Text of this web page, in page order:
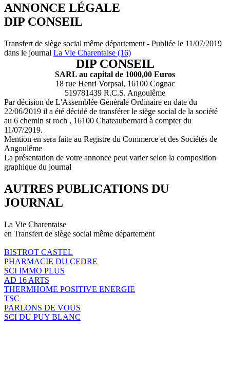
ANNONCE LÉGALE
DIP CONSEIL
Transfert de siège social même département - Publiée le 11/07/2019
dans le journal La Vie Charentaise (16)
DIP CONSEIL
SARL au capital de 1000,00 Euros
18 rue Henri Vorpsal, 16100 Cognac
519781439 R.C.S. Angoulême
Par décision de L'Assemblée Générale Ordinaire en date du
22/06/2019 il a été décidé de transférer le siège social de la société
au 6 chemin st roch , 16100 Chateaubernard à compter du
11/07/2019.
Mention en sera faite au Registre du Commerce et des Sociétés de
Angoulême
La présentation de votre annonce peut varier selon la composition
graphique du journal
AUTRES PUBLICATIONS DU
JOURNAL
La Vie Charentaise
en Transfert de siège social même département
BISTROT CASTEL
PHARMACIE DU CEDRE
SCI IMMO PLUS
AD 16 ARTS
THERMHOME POSITIVE ENERGIE
TSC
PARLONS DE VOUS
SCI DU PUY BLANC